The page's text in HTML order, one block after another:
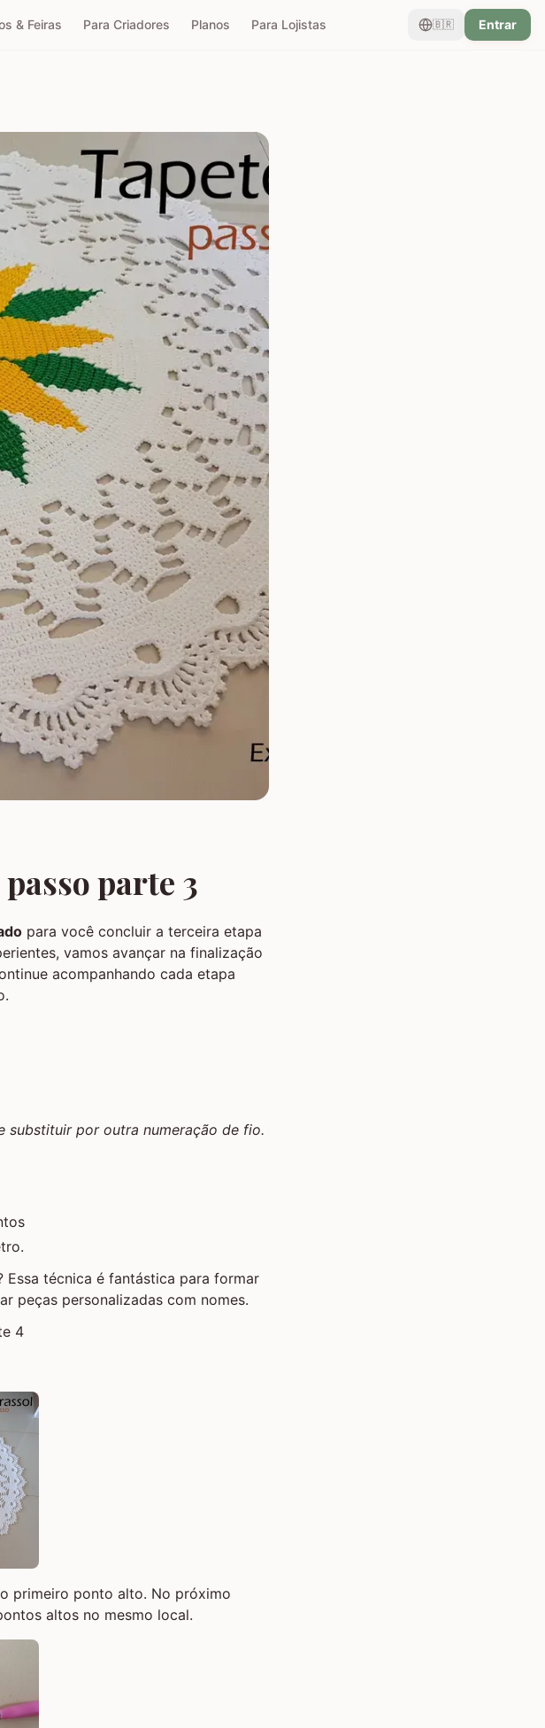
& Feiras Para Criadores Planos Para Lojistas 🇧🇷 Entrar
parte 3
para você concluir a terceira etapa
vamos avançar na finalização
acompanhando cada etapa
substituir por outra numeração de fio.
técnica é fantástica para formar
peças personalizadas com nomes.
4
primeiro ponto alto. No próximo
altos no mesmo local.